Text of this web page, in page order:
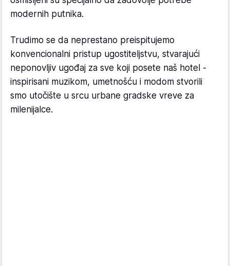
modernih putnika.
Trudimo se da neprestano preispitujemo
konvencionalni pristup ugostiteljstvu, stvarajući
neponovljiv ugođaj za sve koji posete naš hotel -
inspirisani muzikom, umetnošću i modom stvorili
smo utočište u srcu urbane gradske vreve za
milenijalce.